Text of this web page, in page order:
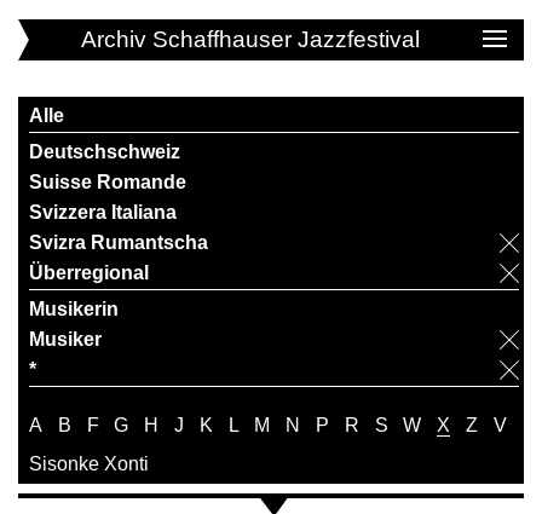
Archiv Schaffhauser Jazzfestival
Alle
Deutschschweiz
Suisse Romande
Svizzera Italiana
Svizra Rumantscha
Überregional
Musikerin
Musiker
*
A B F G H J K L M N P R S W X Z
V
Sisonke Xonti